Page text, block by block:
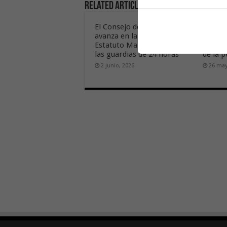
Related Articles
El Consejo de Ministros
avanza en la tramitación del
Estatuto Marco que elimina
las guardias de 24 horas
2 junio, 2026
de la
26